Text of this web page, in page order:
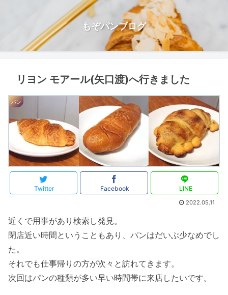
もぞパンブログ
リヨン モアール(矢口渡)へ行きました
パン
Twitter Facebook LINE
2022.05.11
近くで用事があり検索し発見。
閉店近い時間ということもあり、パンはだいぶ少なめでし
た。
それでも仕事帰りの方が次々と訪れてきます。
次回はパンの種類が多い早い時間帯に来店したいです。